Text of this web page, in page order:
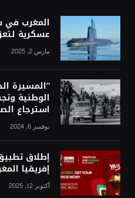
المغرب في
عسكرية
مارس 2, 2025
“المسيرة
الوطنية
استرجاع
نوفمبر 6, 2024
إطلاق
إفريقيا المغرب
أكتوبر 12, 2025